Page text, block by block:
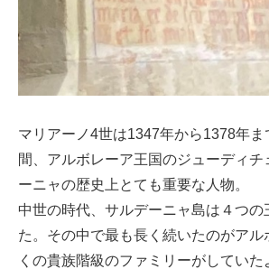
マリアーノ4世は1347年から1378年
間、アルボレーア王国のジューディ
ーニャの歴史上とても重要な人物。
中世の時代、サルデーニャ島は４つの
た。その中で最も長く続いたのがアル
くの貴族階級のファミリーがしてい